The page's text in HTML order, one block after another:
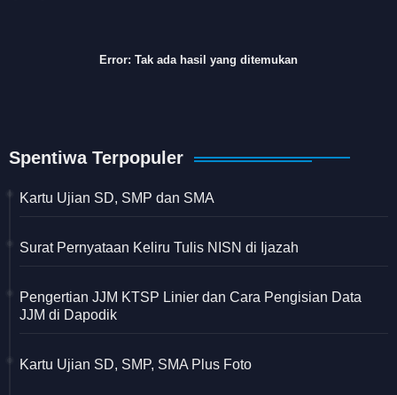
Error: Tak ada hasil yang ditemukan
Spentiwa Terpopuler
Kartu Ujian SD, SMP dan SMA
Surat Pernyataan Keliru Tulis NISN di Ijazah
Pengertian JJM KTSP Linier dan Cara Pengisian Data
JJM di Dapodik
Kartu Ujian SD, SMP, SMA Plus Foto